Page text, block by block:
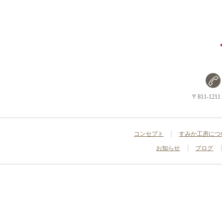
〒811-
コンセプト すみか工房につ
お知らせ ブログ